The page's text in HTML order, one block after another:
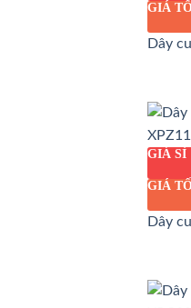
GIÁ
Dây
GIÁ SỈ
GIÁ
Dây